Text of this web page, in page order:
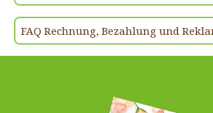
FAQ Rechnung, Bezahlung und